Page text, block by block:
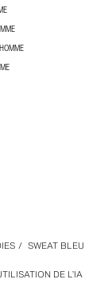
DE L’IA
/ SWEAT BLEU